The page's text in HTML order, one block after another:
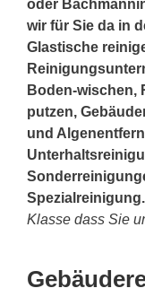
oder
wir für Sie da in
Glastische
Boden-wischen,
putzen,
und
Spezialreinigung.
Klasse dass Sie